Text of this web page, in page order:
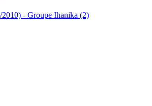
- Groupe Ihanika (2)